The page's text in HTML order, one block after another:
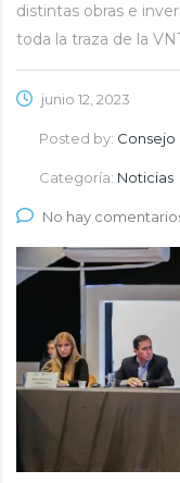
distintas obras e
toda la traza de la
junio 12, 2023
Posted by:
Categoría: Noticias
No hay